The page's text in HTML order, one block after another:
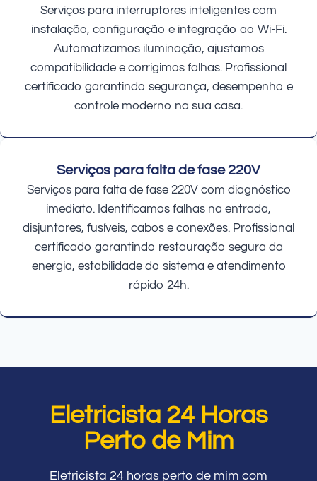
Serviços para interruptores inteligentes com
instalação, configuração e integração ao Wi-Fi.
Automatizamos iluminação, ajustamos
compatibilidade e corrigimos falhas. Profissional
certificado garantindo segurança, desempenho e
controle moderno na sua casa.
Serviços para falta de fase 220V
Serviços para falta de fase 220V com diagnóstico
imediato. Identificamos falhas na entrada,
disjuntores, fusíveis, cabos e conexões. Profissional
certificado garantindo restauração segura da
energia, estabilidade do sistema e atendimento
rápido 24h.
Eletricista 24 Horas
Perto de Mim
Eletricista 24 horas perto de mim com